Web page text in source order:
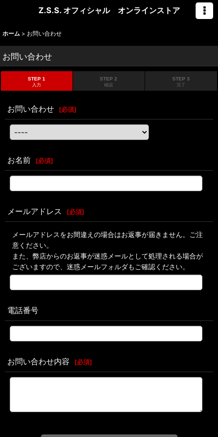
Z.S.S. オフィシャル オンラインストア
ホーム > お問い合わせ
お問い合わせ
STEP 1
入力
STEP 2
確認
STEP 3
完了
お問い合わせ [必須]
お名前 [必須]
メールアドレス [必須]
メールアドレスをお間違えの場合はお返事が届きません。ご注
意ください。
また、弊店からのお返事が迷惑メールとして処理される場合が
ございますので、迷惑メールフォルダもご確認ください。
電話番号
お問い合わせ内容 [必須]